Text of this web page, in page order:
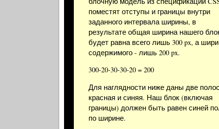
поместят отступы и границы внутри
заданного интервала ширины, в
результате общая ширина нашего
будет равна всего лишь 300 px, а
содержимого - лишь 200 px.
300-20-30-30-20 = 200
Для наглядности ниже даны две
красная и синяя. Наш блок (включая
границы) должен быть равен синей
по ширине.